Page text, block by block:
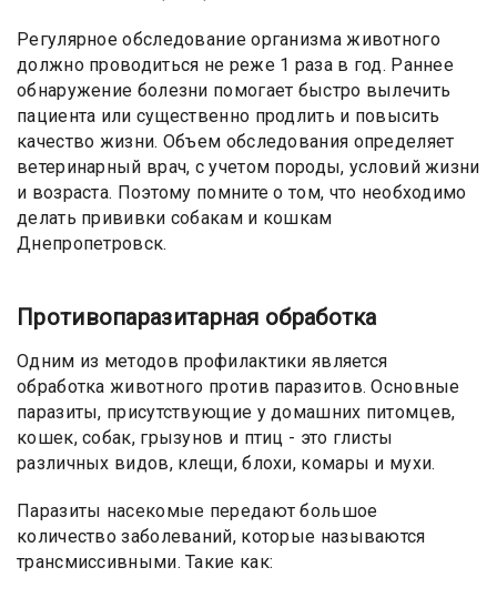
Регулярное обследование организма животного
должно проводиться не реже 1 раза в год. Раннее
обнаружение болезни помогает быстро вылечить
пациента или существенно продлить и повысить
качество жизни. Объем обследования определяет
ветеринарный врач, с учетом породы, условий жизни
и возраста. Поэтому помните о том, что необходимо
делать прививки собакам и кошкам
Днепропетровск.
Противопаразитарная обработка
Одним из методов профилактики является
обработка животного против паразитов. Основные
паразиты, присутствующие у домашних питомцев,
кошек, собак, грызунов и птиц - это глисты
различных видов, клещи, блохи, комары и мухи.
Паразиты насекомые передают большое
количество заболеваний, которые называются
трансмиссивными. Такие как: